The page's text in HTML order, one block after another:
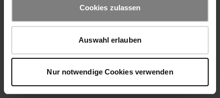
Cookies zulassen
Auswahl erlauben
Nur notwendige Cookies verwenden